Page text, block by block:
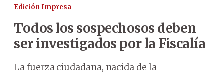
Edición Impresa
Todos los sospechosos deben
ser investigados por la Fiscalía
La fuerza ciudadana, nacida de la